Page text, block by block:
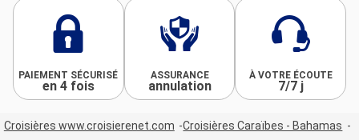
PAIEMENT SÉCURISÉ
en 4 fois
ASSURANCE
annulation
À VOTRE ÉCOUTE
7/7 j
Croisières www.croisierenet.com
Croisières Caraïbes - Bahamas